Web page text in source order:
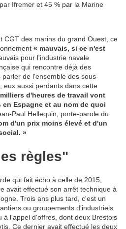
Ifremer et 45 % par la Marine
CGT des marins du grand Ouest, ce
« mauvais, si ce n'est
pour l'industrie navale
qui rencontre déjà des
parler de l'ensemble des sous-
eux aussi perdants dans cette
d'heures de travail vont
en Espagne et au nom de quoi
Paul Hellequin, porte-parole du
d'un prix moins élevé et d'un
»
règles"
qui fait écho à celle de 2015,
avait effectué son arrêt technique à
Trois ans plus tard, c'est un
ou groupements d'industriels
à l'appel d'offres, dont deux Brestois
Ce dernier avait effectué les deux